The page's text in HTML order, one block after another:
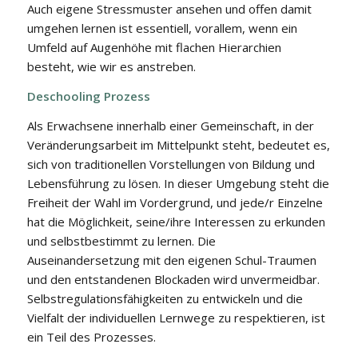
Auch eigene Stressmuster ansehen und offen damit
umgehen lernen ist essentiell, vorallem, wenn ein
Umfeld auf Augenhöhe mit flachen Hierarchien
besteht, wie wir es anstreben.
Deschooling Prozess
Als Erwachsene innerhalb einer Gemeinschaft, in der
Veränderungsarbeit im Mittelpunkt steht, bedeutet es,
sich von traditionellen Vorstellungen von Bildung und
Lebensführung zu lösen. In dieser Umgebung steht die
Freiheit der Wahl im Vordergrund, und jede/r Einzelne
hat die Möglichkeit, seine/ihre Interessen zu erkunden
und selbstbestimmt zu lernen. Die
Auseinandersetzung mit den eigenen Schul-Traumen
und den entstandenen Blockaden wird unvermeidbar.
Selbstregulationsfähigkeiten zu entwickeln und die
Vielfalt der individuellen Lernwege zu respektieren, ist
ein Teil des Prozesses.